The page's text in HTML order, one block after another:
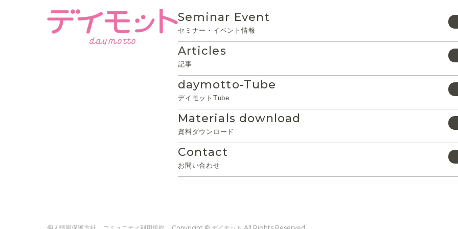
Seminar Event
セミナー・イベント情報
Articles
記事
daymotto-Tube
デイモットTube
Materials download
資料ダウンロード
Contact
お問い合わせ